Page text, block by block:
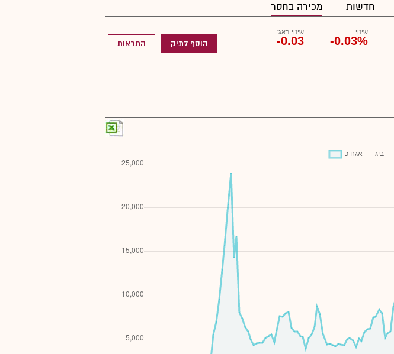
חדשות מכירה בחסר
שינוי
-0.03%
שינוי באג'
-0.03 הוסף לתיק התראות